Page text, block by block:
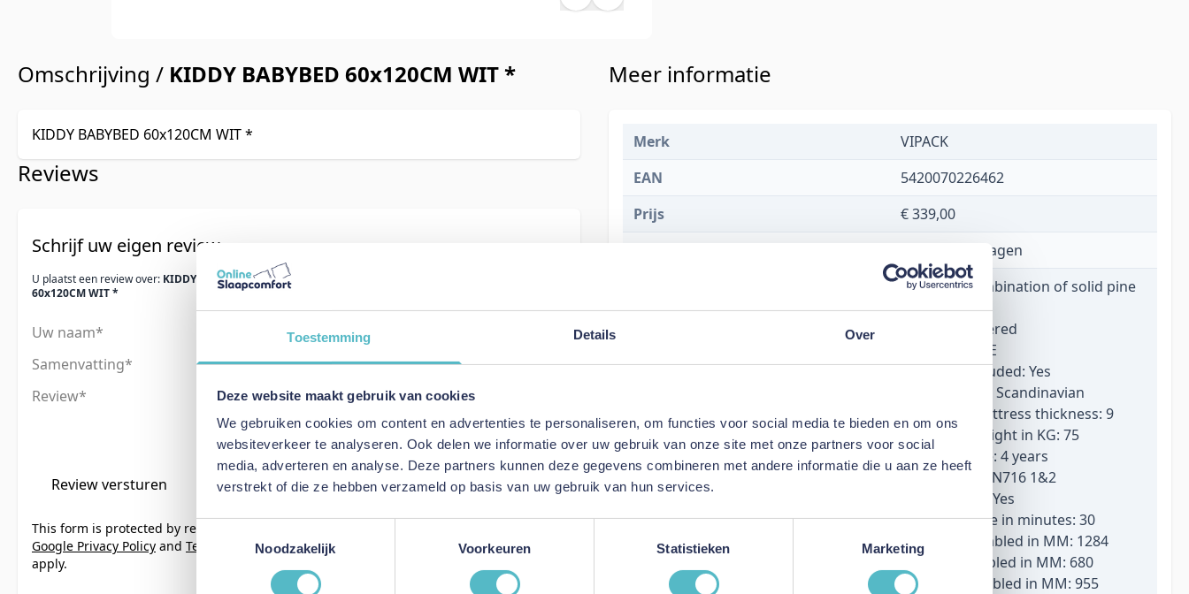
Toestemming Details Over
Deze website maakt gebruik van cookies
We gebruiken cookies om content en advertenties te personaliseren, om functies voor social media te bieden en om ons
websiteverkeer te analyseren. Ook delen we informatie over uw gebruik van onze site met onze partners voor social
media, adverteren en analyse. Deze partners kunnen deze gegevens combineren met andere informatie die u aan ze heeft
verstrekt of die ze hebben verzameld op basis van uw gebruik van hun services.
Toestemmingsselectie
Noodzakelijk
Voorkeuren Statistieken Marketing
Omschrijving / KIDDY BABYBED 60x120CM WIT *
KIDDY BABYBED 60x120CM WIT *
Reviews
Schrijf uw eigen review
U plaatst een review over: KIDDY BABYBED
60x120CM WIT *
Uw naam
Samenvatting
Review
Review versturen
This form is protected by reCAPTCHA - the
Google Privacy Policy and Terms of Service
apply.
Meer informatie
Merk
VIPACK
EAN
5420070226462
Prijs
€ 339,00
1 tot 5 werkdagen
Specificaties
Material: Combination of solid pine
and mdf
Finish: Lacquered
Colour: WHITE
Slat base included: Yes
Product style: Scandinavian
Maximum mattress thickness: 9
Maximum weight in KG: 75
Minimum age: 4 years
Certificates: EN716 1&2
FSC Certified: Yes
Assembly time in minutes: 30
Length assembled in MM: 1284
Width assembled in MM: 680
Height assembled in MM: 955